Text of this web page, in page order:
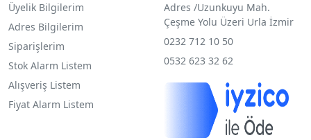
Üyelik Bilgilerim
Adres Bilgilerim
Siparişlerim
Stok Alarm Listem
Alışveriş Listem
Fiyat Alarm Listem
Adres /Uzunkuyu Mah.
Çeşme Yolu Üzeri Urla İzmir
0232 712 10 50
0532 623 32 62